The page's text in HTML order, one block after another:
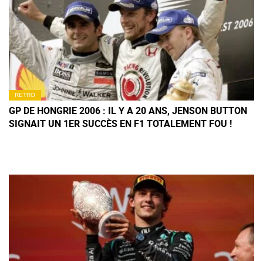
RETRO
GP DE HONGRIE 2006 : IL Y A 20 ANS, JENSON BUTTON
SIGNAIT UN 1ER SUCCÈS EN F1 TOTALEMENT FOU !